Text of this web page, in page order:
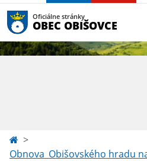
Oficiálne stránky
OBEC OBIŠOVCE
Obnova_Obišovského hradu